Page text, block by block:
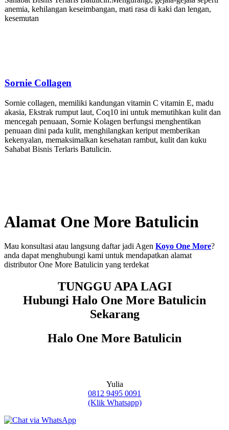
anemia, kehilangan keseimbangan, mati rasa di kaki dan lengan,
kesemutan
Sornie Collagen
Sornie collagen, memiliki kandungan vitamin C vitamin E, madu
akasia, Ekstrak rumput laut, Coq10 ini untuk memutihkan kulit dan
mencegah penuaan, Sornie Kolagen berfungsi menghentikan
penuaan dini pada kulit, menghilangkan keriput memberikan
kekenyalan, memaksimalkan kesehatan rambut, kulit dan kuku
Sahabat Bisnis Terlaris Batulicin.
Alamat One More Batulicin
Mau konsultasi atau langsung daftar jadi Agen Koyo One More?
anda dapat menghubungi kami untuk mendapatkan alamat
distributor One More Batulicin yang terdekat
TUNGGU APA LAGI
Hubungi Halo One More Batulicin
Sekarang
Halo One More Batulicin
Yulia
0812 9495 0091
(Klik Whatsapp)